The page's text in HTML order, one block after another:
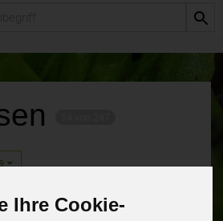
Ihre Cookie-
9